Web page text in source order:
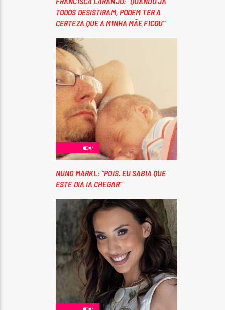
TODOS DESISTIRAM, PODEM TER A
CERTEZA QUE A MINHA MÃE FICOU”
NUNO MARKL: “POIS. EU SABIA QUE
ESTE DIA IA CHEGAR”